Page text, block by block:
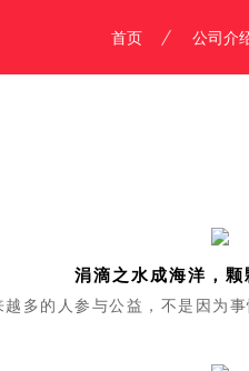
首页 公司介
涓滴之水成海洋，颗
多的人参与公益，不是因为